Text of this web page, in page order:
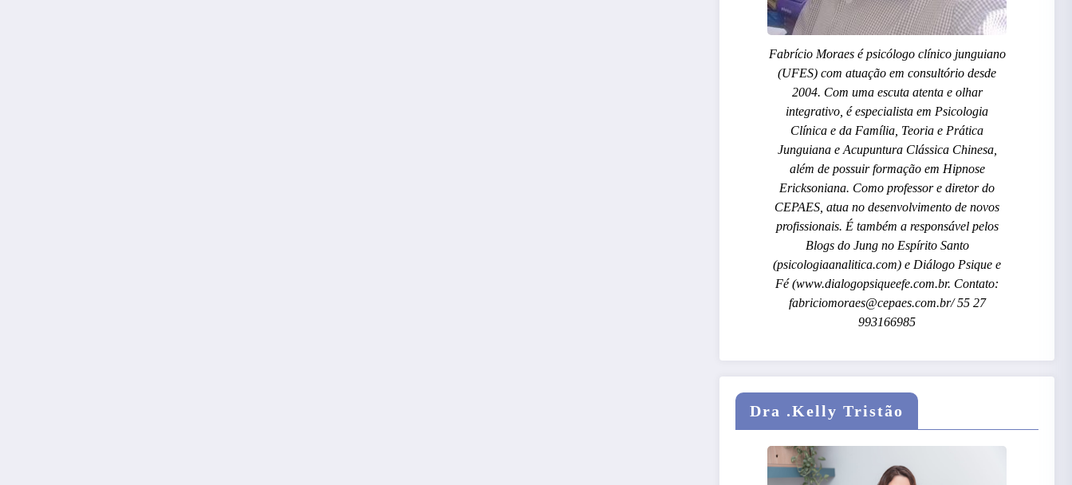
Fabrício Moraes é psicólogo clínico junguiano
(UFES) com atuação em consultório desde
2004. Com uma escuta atenta e olhar
integrativo, é especialista em Psicologia
Clínica e da Família, Teoria e Prática
Junguiana e Acupuntura Clássica Chinesa,
além de possuir formação em Hipnose
Ericksoniana. Como professor e diretor do
CEPAES, atua no desenvolvimento de novos
profissionais. É também a responsável pelos
Blogs do Jung no Espírito Santo
(psicologiaanalitica.com) e Diálogo Psique e
Fé (www.dialogopsiqueefe.com.br. Contato:
fabriciomoraes@cepaes.com.br/ 55 27
993166985
Dra .Kelly Tristão